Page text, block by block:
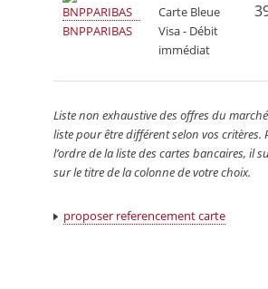
BNPPARIBAS
Carte Bleue
Visa - Débit
immédiat
Liste non exhaustive des offres du
liste pour être différent selon vos critères.
l’ordre de la liste des cartes bancaires, il
sur le titre de la colonne de votre choix.
proposer referencement carte